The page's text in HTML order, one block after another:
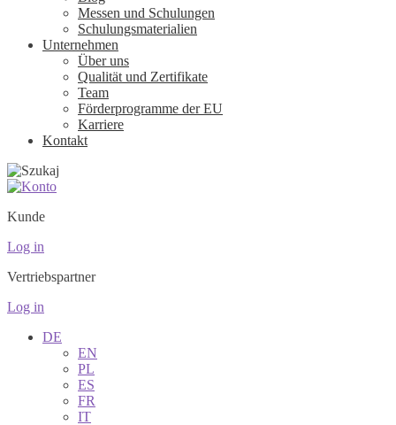
Messen und Schulungen
Schulungsmaterialien
Unternehmen
Über uns
Qualität und Zertifikate
Team
Förderprogramme der EU
Karriere
Kontakt
Kunde
Log in
Vertriebspartner
Log in
DE
EN
PL
ES
FR
IT